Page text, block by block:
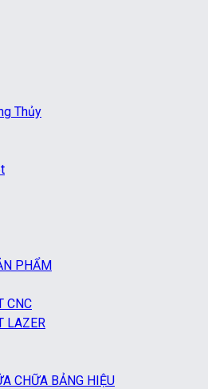
Thủy
PHẨM
CNC
LAZER
CHỮA BẢNG HIỆU